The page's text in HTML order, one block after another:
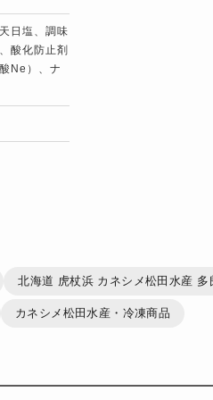
日塩、調味
酸化防止剤
Ne）、ナ
北海道 虎杖浜 カネシメ松田水産 多
カネシメ松田水産・冷凍商品